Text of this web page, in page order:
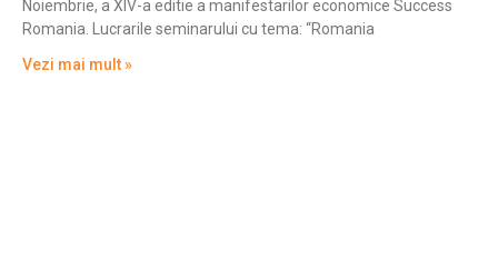
Noiembrie, a XIV-a editie a manifestarilor economice Success
Romania. Lucrarile seminarului cu tema: “Romania
Vezi mai mult »